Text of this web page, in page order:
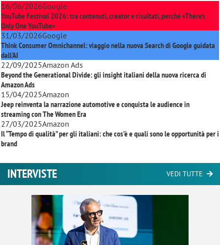
16/06/2026Google
YouTube Festival 2026: tra contenuti, creator e risultati, perché «There’s
Only One YouTube»
31/03/2026Google
Think Consumer Omnichannel: viaggio nella nuova Search di Google guidata
dall'AI
22/09/2025Amazon Ads
Beyond the Generational Divide: gli insight italiani della nuova ricerca di
Amazon Ads
15/04/2025Amazon
Jeep reinventa la narrazione automotive e conquista le audience in
streaming conThe Women Era
27/03/2025Amazon
Il “Tempo di qualità” per gli italiani: che cos’è e quali sono le opportunità per i
brand
INTERVISTE VEDI TUTTE